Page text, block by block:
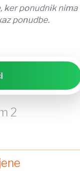
ker ponudnik nima
ponudbe.